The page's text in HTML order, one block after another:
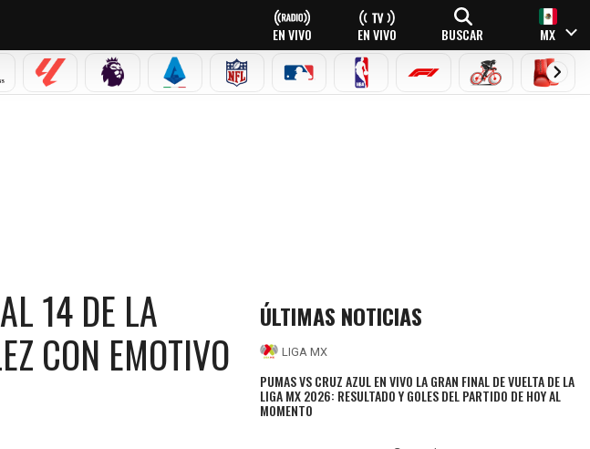
EN VIVO EN VIVO BUSCAR MX
LEAGUE
LALIGA PREMIER LEAGUE
SERIE A NFL MLB NBA FÓRMULA 1CICLISMOBOXEO
14 DE LA
CON EMOTIVO
ÚLTIMAS NOTICIAS
LIGA MX
PUMAS VS CRUZ AZUL EN VIVO LA GRAN FINAL DE VUELTA DE LA
LIGA MX 2026: RESULTADO Y GOLES DEL PARTIDO DE HOY AL
MOMENTO